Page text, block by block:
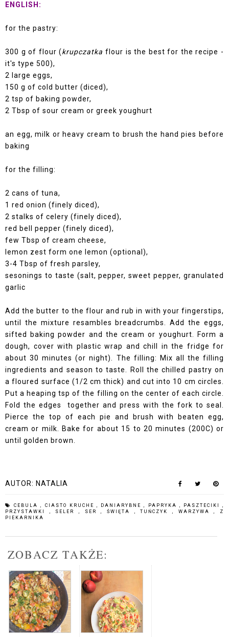
ENGLISH:
for the pastry:
300 g of flour (krupczatka flour is the best for the recipe -
it's type 500),
2 large eggs,
150 g of cold butter (diced),
2 tsp of baking powder,
2 Tbsp of sour cream or greek youghurt
an egg, milk or heavy cream to brush the hand pies before
baking
for the filling:
2 cans of tuna,
1 red onion (finely diced),
2 stalks of celery (finely diced),
red bell pepper (finely diced),
few Tbsp of cream cheese,
lemon zest form one lemon (optional),
3-4 Tbsp of fresh parsley,
sesonings to taste (salt, pepper, sweet pepper, granulated
garlic
Add the butter to the flour and rub in with your fingerstips,
until the mixture resambles breadcrumbs. Add the eggs,
sifted baking powder and the cream or youghurt. Form a
dough, cover with plastic wrap and chill in the fridge for
about 30 minutes (or night). The filling: Mix all the filling
ingredients and season to taste. Roll the chilled pastry on
a floured surface (1/2 cm thick) and cut into 10 cm circles.
Put a heaping tsp of the filling on the center of each circle.
Fold the edges together and press with the fork to seal.
Pierce the top of each pie and brush with beaten egg,
cream or milk. Bake for about 15 to 20 minutes (200C) or
until golden brown.
AUTOR: NATALIA
CEBULA CIASTO KRUCHE DANIARYBNE PAPRYKA PASZTECIKI
PRZYSTAWKI
SELER SER ,ŚWIĘTA ,TUŃCZYK WARZYWA
Z
PIEKARNIKA
ZOBACZ TAKŻE: